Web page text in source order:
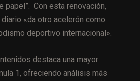
papel”. Con esta renovación,
«da otro acelerón como
deportivo internacional».
destaca una mayor
1, ofreciendo análisis más